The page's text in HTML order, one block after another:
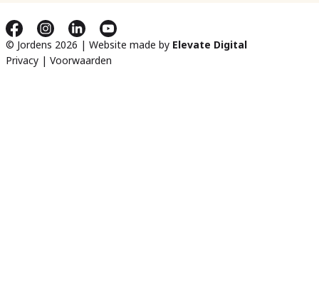
© Jordens 2026 | Website made by Elevate Digital
Privacy | Voorwaarden